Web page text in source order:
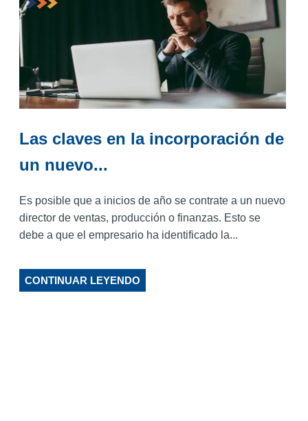
Las claves en la incorporación de
un nuevo...
Es posible que a inicios de año se contrate a un nuevo
director de ventas, producción o finanzas. Esto se
debe a que el empresario ha identificado la...
CONTINUAR LEYENDO